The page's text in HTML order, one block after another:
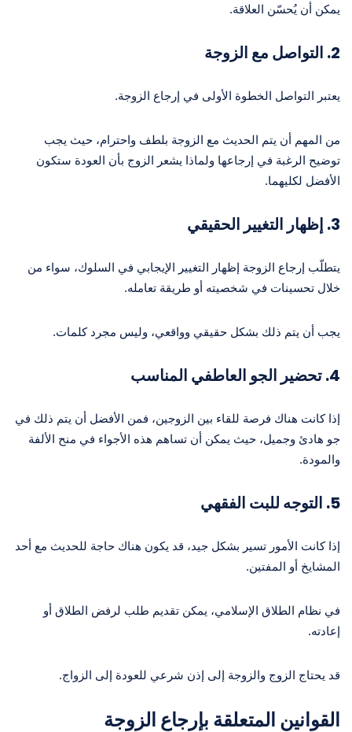
يمكن أن يُحسّن العلاقة.
2. التواصل مع الزوجة
يعتبر التواصل الخطوة الأولى في إرجاع الزوجة.
من المهم أن يتم الحديث مع الزوجة بلطف واحترام، حيث يجب
توضيح الرغبة في إرجاعها ولماذا يشعر الزوج بأن العودة ستكون
الأفضل لكليهما.
3. إظهار التغيير الحقيقي
يتطلّب إرجاع الزوجة إظهار التغيير الإيجابي في السلوك، سواء من
خلال تحسينات في شخصيته أو طريقة تعامله.
يجب أن يتم ذلك بشكل حقيقي وواقعي، وليس مجرد كلمات.
4. تحضير الجو العاطفي المناسب
إذا كانت هناك فرصة للقاء بين الزوجين، فمن الأفضل أن يتم ذلك في
جو هادئ وجميل، حيث يمكن أن تساهم هذه الأجواء في منح الألفة
والمودة.
5. التوجه للبت الفقهي
إذا كانت الأمور تسير بشكل جيد، قد يكون هناك حاجة للحديث مع أحد
المشايخ أو المفتين.
في نظام الطلاق الإسلامي، يمكن تقديم طلب لرفض الطلاق أو
إعادته.
قد يحتاج الزوج والزوجة إلى إذن شرعي للعودة إلى الزواج.
القوانين المتعلقة بإرجاع الزوجة